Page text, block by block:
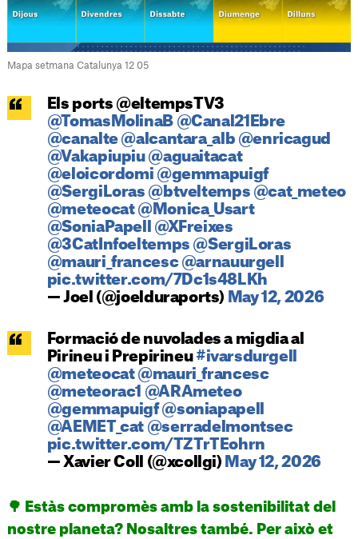
Mapa setmana Catalunya 12 05
Els ports @eltempsTV3
@TomasMolinaB @Canal21Ebre
@canalte @alcantara_alb @enricagud
@Vakapiupiu @aguaitacat
@eloicordomi @gemmapuigf
@SergiLoras @btveltemps @cat_meteo
@meteocat @Monica_Usart
@SoniaPapell
@XFreixes
@3CatInfoeltemps @SergiLoras
@mauri_francesc @arnauurgell
pic.twitter.com/7Dc1s48LKh
— Joel (@joelduraports) May 12, 2026
Formació de nuvolades a migdia al
Pirineu i Prepirineu #ivarsdurgell
@meteocat @mauri_francesc
@meteorac1 @ARAmeteo
@gemmapuigf @soniapapell
@AEMET_cat @serradelmontsec
pic.twitter.com/TZTrTEohrn
— Xavier Coll (@xcollgi) May 12, 2026
🌳 Estàs compromès amb la sostenibilitat del
nostre planeta? Nosaltres també. Per això et